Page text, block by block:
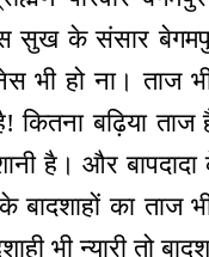
सुख के संसार
भी हो ना। ताज
कितना बढ़िया
है। और
बादशाहों का ताज
भी न्यारी तो